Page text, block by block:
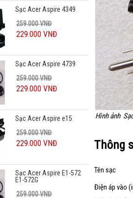
Sạc Acer Aspire 4349
259.000 VNĐ
229.000 VNĐ
Sạc Acer Aspire 4739
259.000 VNĐ
229.000 VNĐ
Sạc Acer Aspire e15
259.000 VNĐ
229.000 VNĐ
Sạc Acer Aspire E1-572
E1-572G
259.000 VNĐ
Hình ảnh
Thông
Tên sạc
Điện áp vào